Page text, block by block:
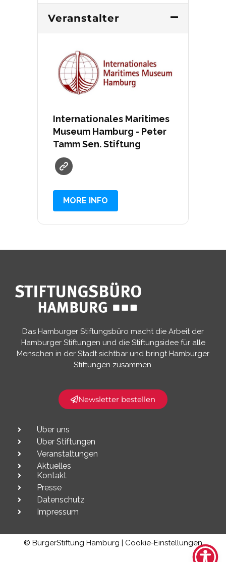
Veranstalter
Internationales Maritimes
Museum Hamburg - Peter
Tamm Sen. Stiftung
MORE INFO
Das Hamburger Stiftungsbüro macht die Arbeit der
Hamburger Stiftungen und die Stiftungsidee für alle
Menschen in der Stadt sichtbar und bringt Hamburger
Stiftungen zusammen.​
Newsletter bestellen
Über uns
Über Stiftungen
Veranstaltungen
Aktuelles
Kontakt
Presse
Datenschutz
Impressum
© BürgerStiftung Hamburg | Cookie-Einstellungen